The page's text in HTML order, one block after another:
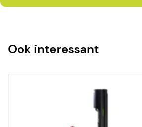
Ook interessant